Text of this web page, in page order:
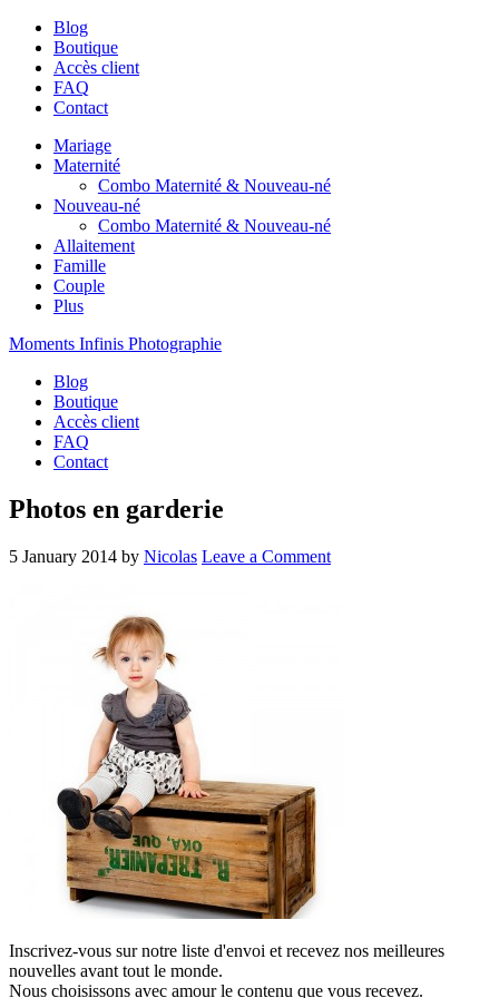
Blog
Boutique
Accès client
FAQ
Contact
Mariage
Maternité
Combo Maternité & Nouveau-né
Nouveau-né
Combo Maternité & Nouveau-né
Allaitement
Famille
Couple
Plus
Moments Infinis Photographie
Blog
Boutique
Accès client
FAQ
Contact
Photos en garderie
5 January 2014 by Nicolas Leave a Comment
Inscrivez-vous sur notre liste d'envoi et recevez nos meilleures
nouvelles avant tout le monde.
Nous choisissons avec amourle contenu que vous recevez.